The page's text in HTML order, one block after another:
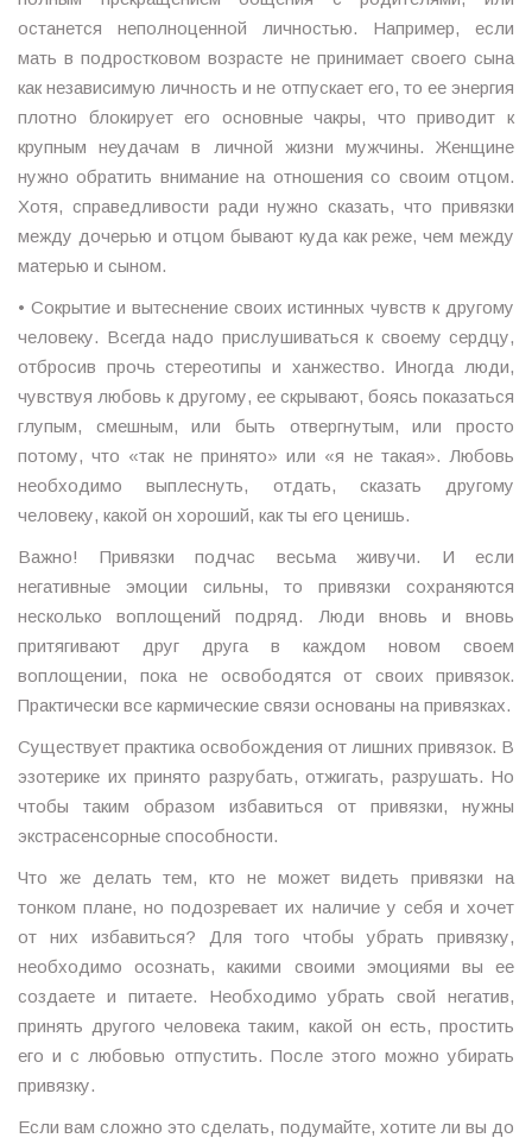
останется неполноценной личностью. Например, если
мать в подростковом возрасте не принимает своего сына
как независимую личность и не отпускает его, то ее энергия
плотно блокирует его основные чакры, что приводит к
крупным неудачам в личной жизни мужчины. Женщине
нужно обратить внимание на отношения со своим отцом.
Хотя, справедливости ради нужно сказать, что привязки
между дочерью и отцом бывают куда как реже, чем между
матерью и сыном.
• Сокрытие и вытеснение своих истинных чувств к другому
человеку. Всегда надо прислушиваться к своему сердцу,
отбросив прочь стереотипы и ханжество. Иногда люди,
чувствуя любовь к другому, ее скрывают, боясь показаться
глупым, смешным, или быть отвергнутым, или просто
потому, что «так не принято» или «я не такая». Любовь
необходимо выплеснуть, отдать, сказать другому
человеку, какой он хороший, как ты его ценишь.
Важно! Привязки подчас весьма живучи. И если
негативные эмоции сильны, то привязки сохраняются
несколько воплощений подряд. Люди вновь и вновь
притягивают друг друга в каждом новом своем
воплощении, пока не освободятся от своих привязок.
Практически все кармические связи основаны на привязках.
Существует практика освобождения от лишних привязок. В
эзотерике их принято разрубать, отжигать, разрушать. Но
чтобы таким образом избавиться от привязки, нужны
экстрасенсорные способности.
Что же делать тем, кто не может видеть привязки на
тонком плане, но подозревает их наличие у себя и хочет
от них избавиться? Для того чтобы убрать привязку,
необходимо осознать, какими своими эмоциями вы ее
создаете и питаете. Необходимо убрать свой негатив,
принять другого человека таким, какой он есть, простить
его и с любовью отпустить. После этого можно убирать
привязку.
Если вам сложно это сделать, подумайте, хотите ли вы до